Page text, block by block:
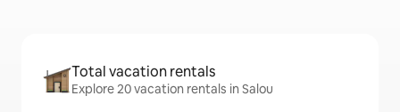
Total vacation rentals
Explore 20 vacation rentals in Salou